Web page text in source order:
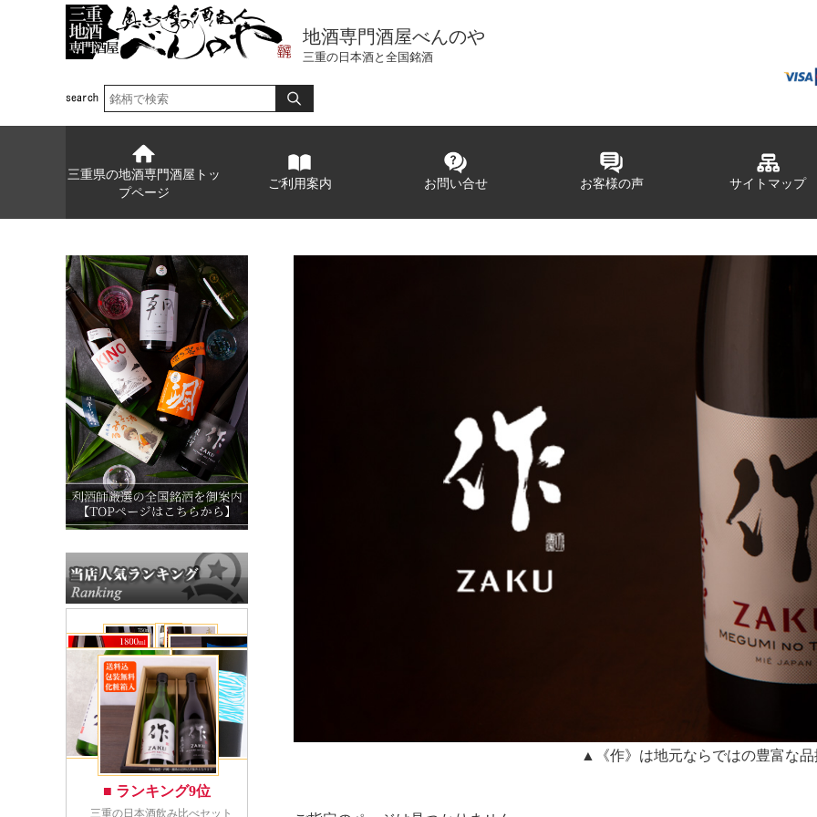
地酒専門酒屋べんのや
三重の日本酒と全国銘酒
三重県の地酒専門酒屋トッ
プページ
ご利用案内 お問い合せ お客様の声 サイトマップ
▲《作》は地元ならではの豊富な